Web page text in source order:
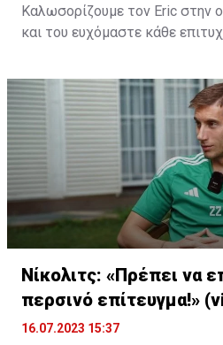
Καλωσορίζουμε τον Eric στην
και του ευχόμαστε κάθε
Νίκολιτς: «Πρέπει να
περσινό επίτευγμα!»
16.07.2023 15:37